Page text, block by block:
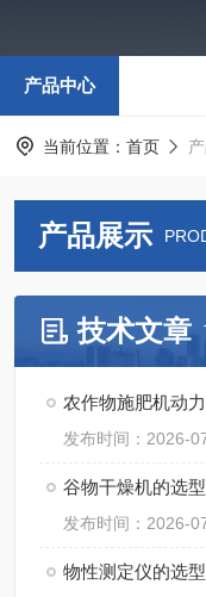
产品中心
当前位置： 首页
产品展示
技术文章
农作物施肥机动
发布时间：2026-
谷物干燥机的选
发布时间：2026-
物性测定仪的选